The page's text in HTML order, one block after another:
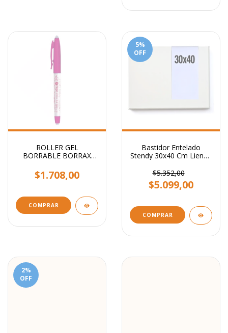
ROLLER GEL
BORRABLE BORRAX
$1.708,00
COMPRAR
5%
OFF
Bastidor Entelado
Stendy 30x40 Cm Lienzo
$5.352,00
$5.099,00
2%
OFF